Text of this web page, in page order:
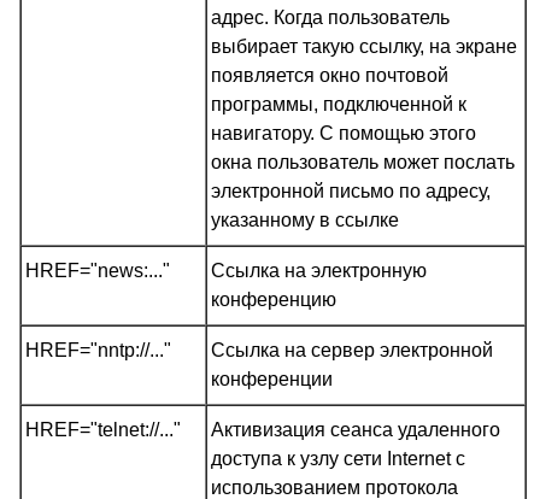
адрес. Когда пользователь
выбирает такую ссылку, на экране
появляется окно почтовой
программы, подключенной к
навигатору. С помощью этого
окна пользователь может послать
электронной письмо по адресу,
указанному в ссылке
HREF="news:..."
Ссылка на электронную
конференцию
HREF="nntp://..."
Ссылка на сервер электронной
конференции
HREF="telnet://..."
Активизация сеанса удаленного
доступа к узлу сети Internet с
использованием протокола